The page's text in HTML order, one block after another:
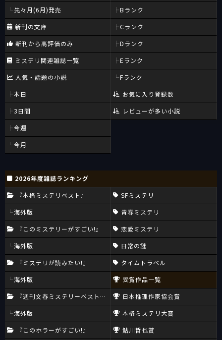
先々月(6月)発売
新刊の文庫
新刊から高評価のみ
ミステリ関連雑誌一覧
人気・話題の小説
本日
3日間
今週
今月
Bランク
Cランク
Dランク
Eランク
Fランク
お気に入り登録数
レビューが多い小説
2026年度雑誌ランキング
『本格ミステリベスト』
海外版
『このミステリーがすごい!』
海外版
『ミステリが読みたい!』
海外版
『週刊文春ミステリーベスト10』
海外版
『このホラーがすごい!』
SFミステリ
青春ミステリ
恋愛ミステリ
日常の謎
タイムトラベル
受賞作品一覧
日本推理作家協会賞
本格ミステリ大賞
鮎川哲也賞